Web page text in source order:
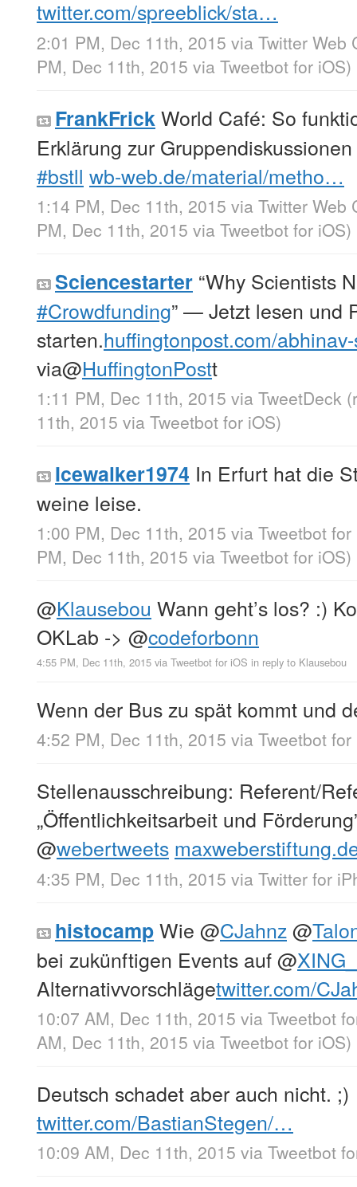
twitter.com/spreeblick/sta…
2:01 PM, Dec 11th, 2015 via Twitter Web
PM, Dec 11th, 2015 via Tweetbot for iΟS)
FrankFrickWorld Café: So
Erklärung zur
#bstll wb-web.de/material/metho…
1:14 PM, Dec 11th, 2015 via Twitter Web
PM, Dec 11th, 2015 via Tweetbot for iΟS)
Sciencestarter “Why Scientists
#Crowdfunding” — Jetzt lesen und
starten.huffingtonpost.com/
via@HuffingtonPostt
1:11 PM, Dec 11th, 2015 via TweetDeck
11th, 2015 via Tweetbot for iΟS)
Icewalker1974 In Erfurt hat die
weine leise.
1:00 PM, Dec 11th, 2015 via Tweetbot
PM, Dec 11th, 2015 via Tweetbot for iΟS)
@Klausebou Wann geht’s los? :)
OKLab -> @codeforbonn
4:55 PM, Dec 11th, 2015 via Tweetbot for iΟS in reply to Klausebou
Wenn der Bus zu spät kommt und
4:52 PM, Dec 11th, 2015 via Tweetbot
Stellenausschreibung: Referent/
„Öffentlichkeitsarbeit und
@webertweets
4:35 PM, Dec 11th, 2015 via Twitter for
histocampWie @CJahnz@
bei zukünftigen Events auf@
Alternativvorschlägetwitter.com/
10:07 AM, Dec 11th, 2015 via Tweetbot
AM, Dec 11th, 2015 via Tweetbot for iΟS)
Deutsch schadet aber auch nicht. ;)
twitter.com/BastianStegen/…
10:09 AM, Dec 11th, 2015 via Tweetbot